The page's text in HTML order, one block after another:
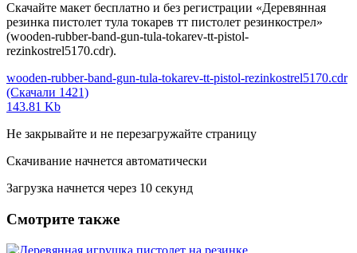
Скачайте макет бесплатно и без регистрации «Деревянная
резинка пистолет тула токарев тт пистолет резинкострел»
(wooden-rubber-band-gun-tula-tokarev-tt-pistol-
rezinkostrel5170.cdr).
wooden-rubber-band-gun-tula-tokarev-tt-pistol-rezinkostrel5170.cdr
(Скачали 1421)
143.81 Kb
Не закрывайте и не перезагружайте страницу
Скачивание начнется автоматически
Загрузка начнется через 10 секунд
Смотрите также